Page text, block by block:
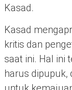
Kasad.
Kasad
kritis dan
saat ini. Hal ini
harus dipupuk,